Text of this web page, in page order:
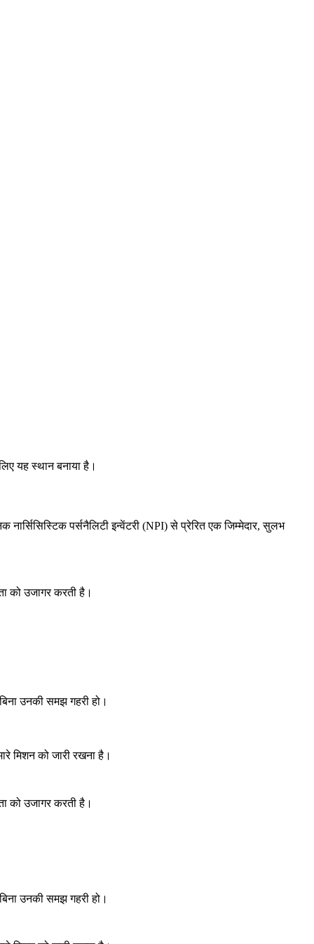
यह स्थान बनाया है।
पर्सनैलिटी इन्वेंटरी (NPI) से प्रेरित एक जिम्मेदार, सुलभ
को उजागर करती है।
उनकी समझ गहरी हो।
मिशन को जारी रखना है।
को उजागर करती है।
उनकी समझ गहरी हो।